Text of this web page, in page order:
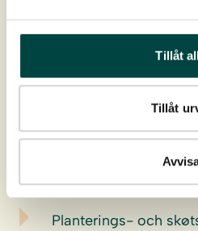
Tillåt
Tillåt
Utbredelser: Hela
Vokseplass:
Planterings- och